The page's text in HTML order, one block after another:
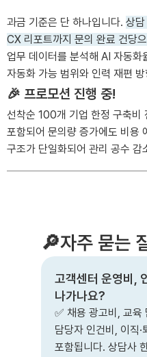
과금 기준은 단 하나입니다. 상
CX 리포트까지 문의 완료 건당
업무 데이터를 분석해 AI 자동화
자동화 가능 범위와 인력 재편
🎉 프로모션 진행 중!
선착순 100개 기업 한정 구축비
포함되어 문의량 증가에도 비용
구조가 단일화되어 관리 공수 감
🔎자주 묻는
고객센터 운영비,
나가나요?
✅ 채용 광고비, 교육
담당자 인건비, 이직·
포함됩니다. 상담사